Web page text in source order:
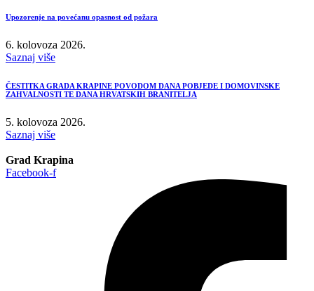
Upozorenje na povećanu opasnost od požara
6. kolovoza 2026.
Saznaj više
ČESTITKA GRADA KRAPINE POVODOM DANA POBJEDE I DOMOVINSKE
ZAHVALNOSTI TE DANA HRVATSKIH BRANITELJA
5. kolovoza 2026.
Saznaj više
Grad Krapina
Facebook-f